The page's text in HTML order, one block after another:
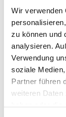
Wir verwenden
zu können und
analysieren.
Verwendung
soziale
Partner führen
weiteren Daten
Weitere